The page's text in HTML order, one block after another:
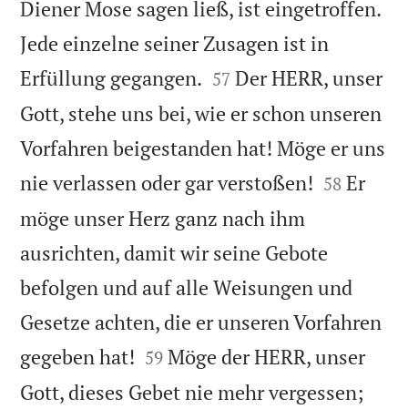
Diener Mose sagen ließ, ist eingetroffen.
Jede einzelne seiner Zusagen ist in
Erfüllung gegangen. 

57 Der HERR, unser
Gott, stehe uns bei, wie er schon unseren
Vorfahren beigestanden hat! Möge er uns
nie verlassen oder gar verstoßen! 

58 Er
möge unser Herz ganz nach ihm
ausrichten, damit wir seine Gebote
befolgen und auf alle Weisungen und
Gesetze achten, die er unseren Vorfahren
gegeben hat! 

59 Möge der HERR, unser
Gott, dieses Gebet nie mehr vergessen;